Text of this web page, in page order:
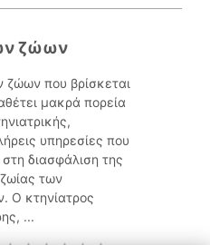
ζώων
ζώων που βρίσκεται
μακρά πορεία
υπηρεσίες που
διασφάλιση της
των
Ο κτηνίατρος
...